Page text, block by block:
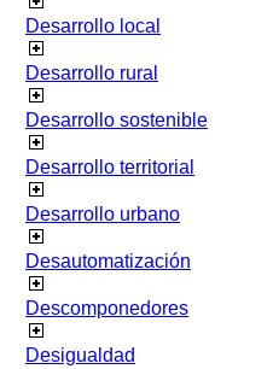
Desarrollo local
Desarrollo rural
Desarrollo sostenible
Desarrollo territorial
Desarrollo urbano
Desautomatización
Descomponedores
Desigualdad